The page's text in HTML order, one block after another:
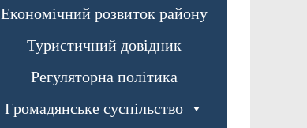
Економічний розвиток району
Туристичний довідник
Регуляторна політика
Громадянське суспільство